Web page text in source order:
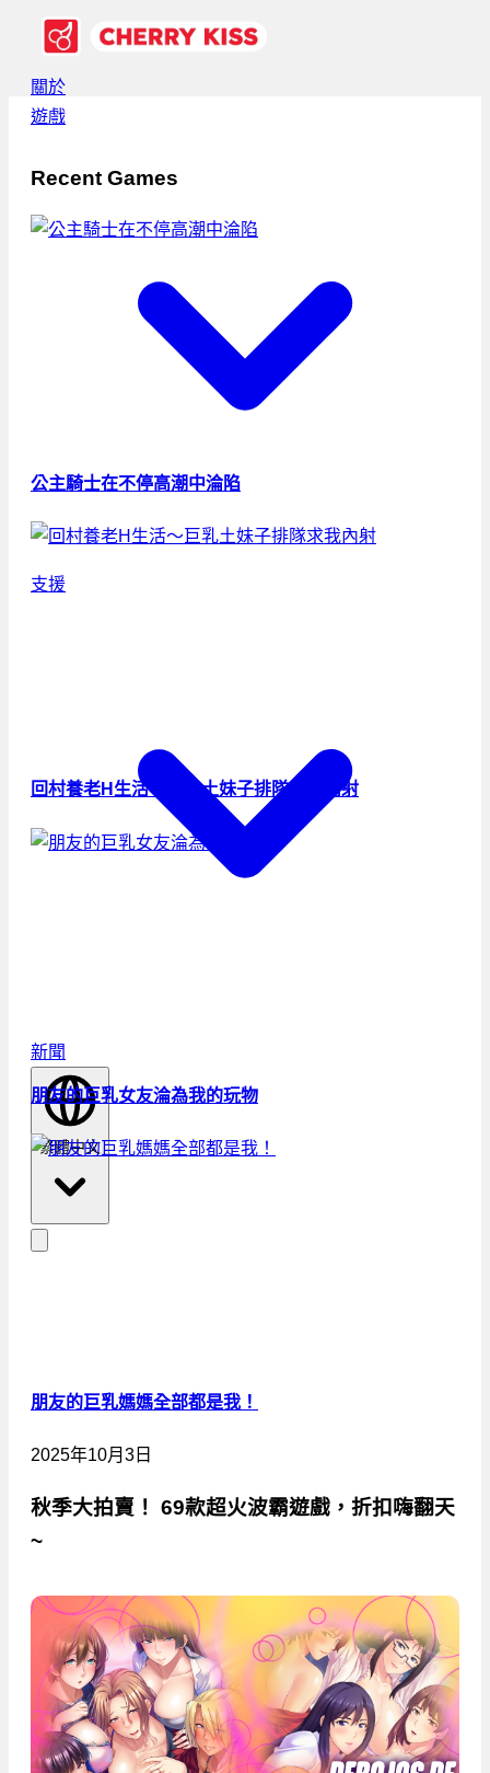
關於
遊戲
支援
新聞
繁體中文
Recent Games
公主騎士在不停高潮中淪陷
回村養老H生活～巨乳土妹子排隊求我內射
朋友的巨乳女友淪為我的玩物
朋友的巨乳媽媽全部都是我！
2025年10月3日
秋季大拍賣！ 69款超火波霸遊戲，折扣嗨翻天
~